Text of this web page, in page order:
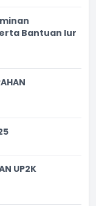
Bantuan Iur
UP2K